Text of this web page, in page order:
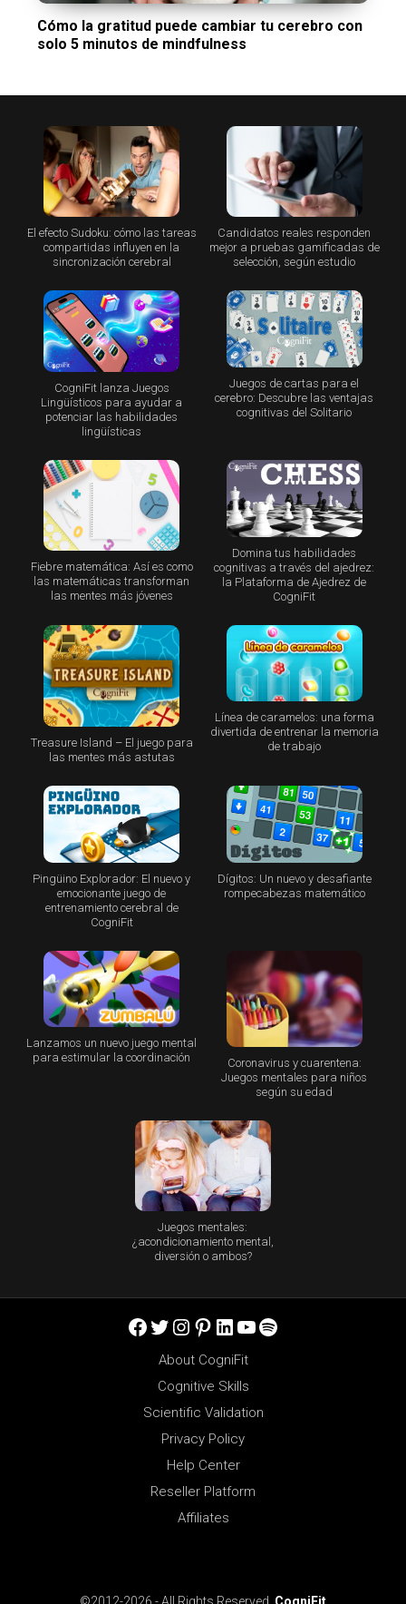
Cómo la gratitud puede cambiar tu cerebro con
solo 5 minutos de mindfulness
El efecto Sudoku: cómo las tareas
compartidas influyen en la
sincronización cerebral
Candidatos reales responden
mejor a pruebas gamificadas de
selección, según estudio
CogniFit lanza Juegos
Lingüísticos para ayudar a
potenciar las habilidades
lingüísticas
Juegos de cartas para el
cerebro: Descubre las ventajas
cognitivas del Solitario
Fiebre matemática: Así es como
las matemáticas transforman
las mentes más jóvenes
Domina tus habilidades
cognitivas a través del ajedrez:
la Plataforma de Ajedrez de
CogniFit
Treasure Island – El juego para
las mentes más astutas
Línea de caramelos: una forma
divertida de entrenar la memoria
de trabajo
Pingüino Explorador: El nuevo y
emocionante juego de
entrenamiento cerebral de
CogniFit
Dígitos: Un nuevo y desafiante
rompecabezas matemático
Lanzamos un nuevo juego mental
para estimular la coordinación
Coronavirus y cuarentena:
Juegos mentales para niños
según su edad
Juegos mentales:
¿acondicionamiento mental,
diversión o ambos?
Facebook
Twitter
Instagram
Pinterest
LinkedIn
YouTube
Spotify
About CogniFit
Cognitive Skills
Scientific Validation
Privacy Policy
Help Center
Reseller Platform
Affiliates
©2012-2026 - All Rights Reserved. CogniFit